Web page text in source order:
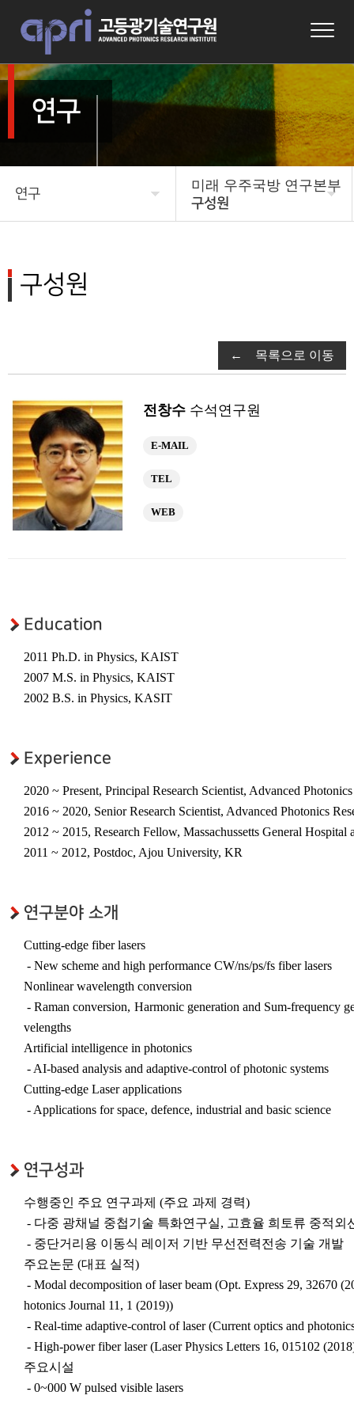
연구
연구
연구
미래 우주국방 연구본부
구성원
연구부소개
연구성과
국내협력기관
관련사이트
구성원
← 목록으로 이동
전창수 수석연구원
E-MAIL
TEL
WEB
Education
2011 Ph.D. in Physics, KAIST
2007 M.S. in Physics, KAIST
2002 B.S. in Physics, KASIT
Experience
2020 ~ Present, Principal Research Scientist, Advanced
2016 ~ 2020, Senior Research Scientist, Advanced Photonics
2012 ~ 2015, Research Fellow, Massachussetts General
2011 ~ 2012, Postdoc, Ajou University, KR
연구분야 소개
Cutting-edge fiber lasers
- New scheme and high performance CW/ns/ps/fs fiber lasers
Nonlinear wavelength conversion
- Raman conversion, Harmonic generation and Sum-frequency
velengths
Artificial intelligence in photonics
- AI-based analysis and adaptive-control of photonic systems
Cutting-edge Laser applications
- Applications for space, defence, industrial and basic science
연구성과
수행중인 주요 연구과제 (주요 과제 경력)
- 다중 광채널 중첩기술 특화연구실, 고효율 희토류 중적외
- 중단거리용 이동식 레이저 기반 무선전력전송 기술 개발
주요논문 (대표 실적)
- Modal decomposition of laser beam (Opt. Express 29, 32670
hotonics Journal 11, 1 (2019))
- Real-time adaptive-control of laser (Current optics and
- High-power fiber laser (Laser Physics Letters 16, 015102
주요시설
- 0~000 W pulsed visible lasers